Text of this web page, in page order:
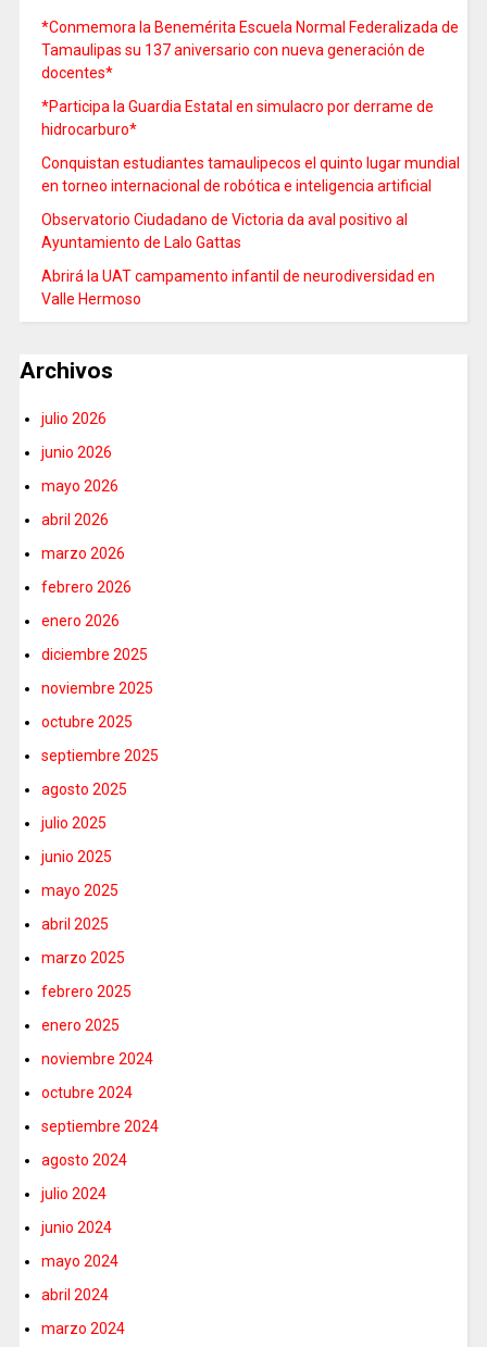
*Conmemora la Benemérita Escuela Normal Federalizada de
Tamaulipas su 137 aniversario con nueva generación de
docentes*
*Participa la Guardia Estatal en simulacro por derrame de
hidrocarburo*
Conquistan estudiantes tamaulipecos el quinto lugar mundial
en torneo internacional de robótica e inteligencia artificial
Observatorio Ciudadano de Victoria da aval positivo al
Ayuntamiento de Lalo Gattas
Abrirá la UAT campamento infantil de neurodiversidad en
Valle Hermoso
Archivos
julio 2026
junio 2026
mayo 2026
abril 2026
marzo 2026
febrero 2026
enero 2026
diciembre 2025
noviembre 2025
octubre 2025
septiembre 2025
agosto 2025
julio 2025
junio 2025
mayo 2025
abril 2025
marzo 2025
febrero 2025
enero 2025
noviembre 2024
octubre 2024
septiembre 2024
agosto 2024
julio 2024
junio 2024
mayo 2024
abril 2024
marzo 2024